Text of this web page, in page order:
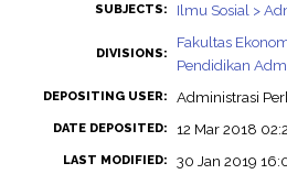
SUBJECTS: Ilmu Sosial >
DIVISIONS:
Fakultas
Pendidikan
DEPOSITING USER: Administrasi
DATE DEPOSITED: 12 Mar 2018
LAST MODIFIED: 30 Jan 2019